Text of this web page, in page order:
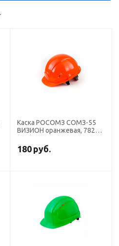
Каска РОСОМЗ СОМЗ-55
ВИЗИОН оранжевая, 78214
180 руб.